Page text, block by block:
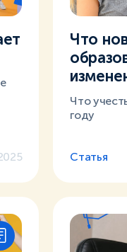
Что
Что
году
Статья